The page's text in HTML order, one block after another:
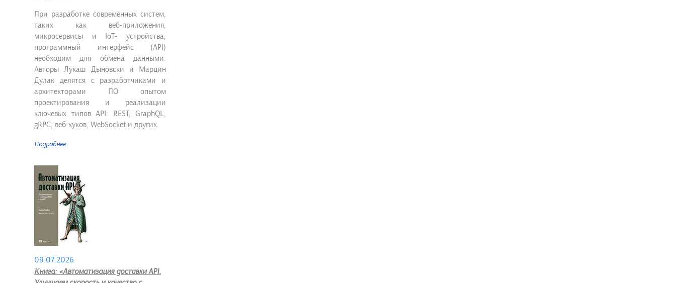
При разработке современных систем,
таких как веб-приложения,
микросервисы и IoT- устройства,
программный интерфейс (API)
необходим для обмена данными.
Авторы Лукаш Дыновски и Марцин
Дулак делятся с разработчиками и
архитекторами ПО опытом
проектирования и реализации
ключевых типов API: REST, GraphQL,
gRPC, веб-хуков, WebSocket и других.
Подробнее
09.07.2026
Книга: «Автоматизация доставки API.